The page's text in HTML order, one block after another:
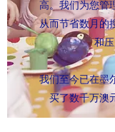
高。我们为您管
从而节省数月的
和压
我们至今已在墨
买了数千万澳